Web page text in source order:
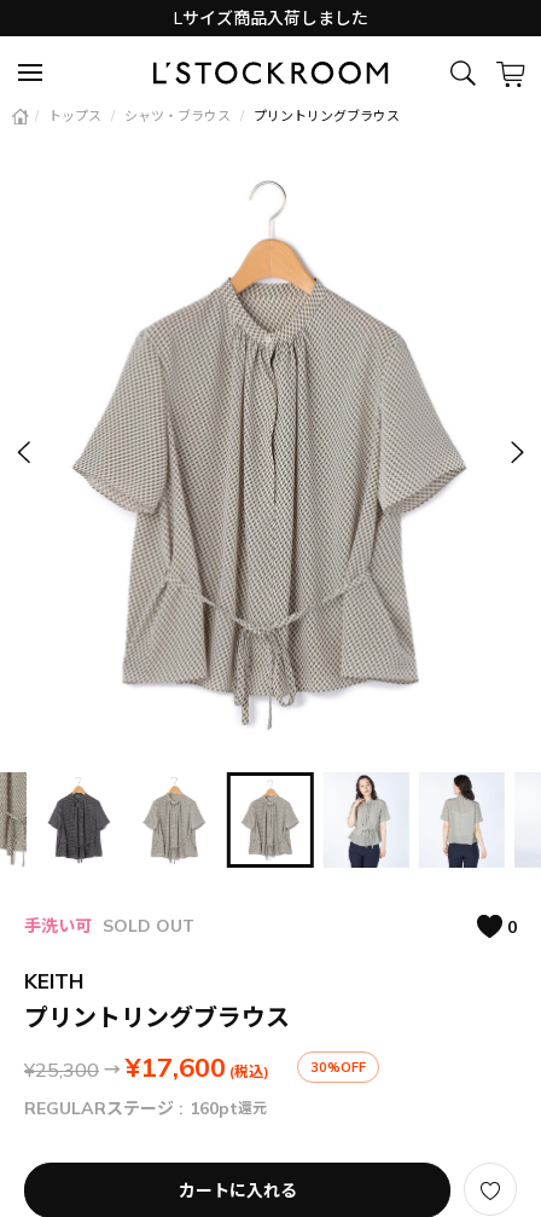
Lサイズ商品入荷しました
/ トップス / シャツ・ブラウス / プリントリングブラウス
手洗い可 SOLD OUT 0
KEITH
プリントリングブラウス
¥25,300 → ¥17,600 (税込) 30%OFF
REGULARステージ : 160pt還元
カートに入れる